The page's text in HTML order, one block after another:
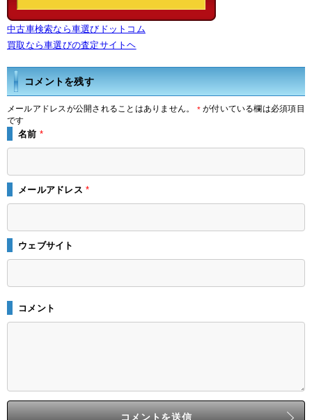
中古車検索なら車選びドットコム
買取なら車選びの査定サイトヘ
コメントを残す
メールアドレスが公開されることはありません。 *が付いている欄は必須項目
です
名前 *
メールアドレス*
ウェブサイト
コメント